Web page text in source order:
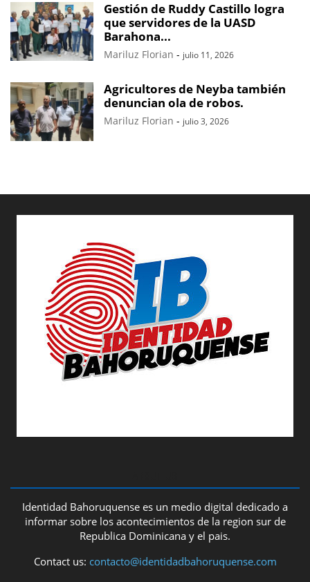
Gestión de Ruddy Castillo logra
que servidores de la UASD
Barahona...
Mariluz Florian - julio 11, 2026
Agricultores de Neyba también
denuncian ola de robos.
Mariluz Florian - julio 3, 2026
Identidad Bahoruquense es un medio digital dedicado a
informar sobre los acontecimientos de la region sur de
Republica Dominicana y el pais.
Contact us: contacto@identidadbahoruquense.com